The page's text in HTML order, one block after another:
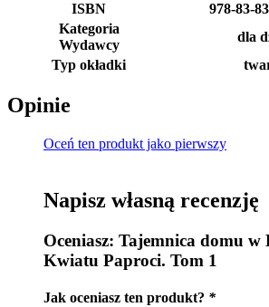
ISBN
978-83-
Kategoria
Wydawcy
dla
Typ okładki
Opinie
Oceń ten produkt jako pierwszy
Napisz własną recenzję
Oceniasz: Tajemnica domu w
Kwiatu Paproci. Tom 1
Jak oceniasz ten produkt? *